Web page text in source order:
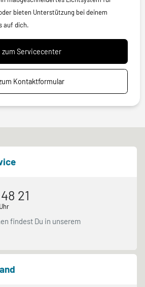
bieten Unterstützung bei deinem
auf dich.
zum Servicecenter
Kontaktformular
21
findest Du in unserem